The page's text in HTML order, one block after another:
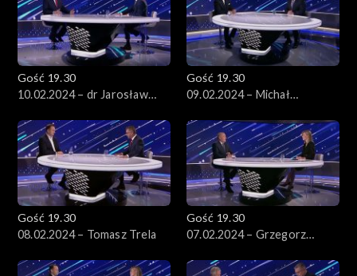
Gość 19.30
10.02.2024 – dr Jarosław
Gość 19.30
09.02.2024 – Michał
Gość 19.30
08.02.2024 – Tomasz Trela
Gość 19.30
07.02.2024 – Grzegorz